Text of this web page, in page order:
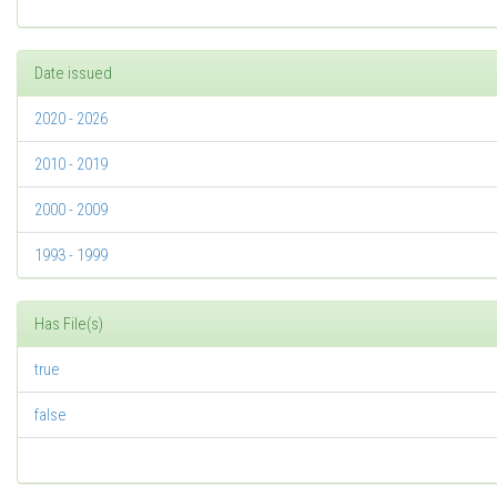
Date issued
2020 - 2026
2010 - 2019
2000 - 2009
1993 - 1999
Has File(s)
true
false